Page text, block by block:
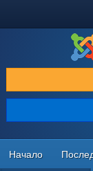
ИЗТЕГЛЯНЕ &
ОТКРИВАЙТЕ &
ОБЩНОСТ &
РЕСУРСИ ЗА
Начало